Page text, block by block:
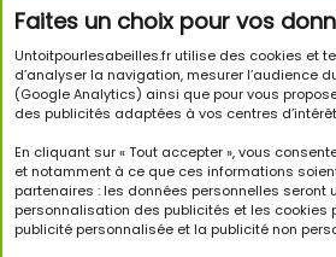
Faites un choix pour vos
Untoitpourlesabeilles.fr utilise des cookies et
d’analyser la navigation, mesurer l’audience
(Google Analytics) ainsi que pour vous
des publicités adaptées à vos centres
En cliquant sur « Tout accepter », vous
et notamment à ce que ces informations
partenaires : les données personnelles seront
personnalisation des publicités et les cookies
publicité personnalisée et la publicité non
Newsletter
Inscrivez-vous pour en savoir
passionnant des abeilles et sur
JE M'INSCRIS À LA
Suivez-nous